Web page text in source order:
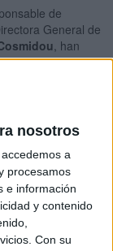
nosotros
a
procesamos
e información
y contenido
Con su
de
General de
, han
y la
Directora
animó a los
como salida
que es estudiar
se han unido
Letonia,
en un